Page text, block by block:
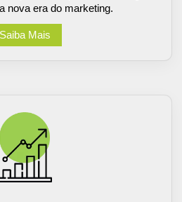
nova era do marketing.
Saiba Mais